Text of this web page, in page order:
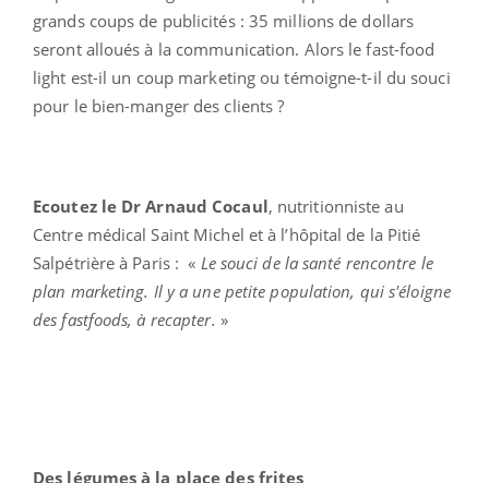
grands coups de publicités : 35 millions de dollars
seront alloués à la communication. Alors le fast-food
light est-il un coup marketing ou témoigne-t-il du souci
pour le bien-manger des clients ?
Ecoutez le Dr Arnaud Cocaul, nutritionniste au
Centre médical Saint Michel et à l’hôpital de la Pitié
Salpétrière à Paris : « Le souci de la santé rencontre le
plan marketing. Il y a une petite population, qui s'éloigne
des fastfoods, à recapter. »
Des légumes à la place des frites